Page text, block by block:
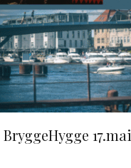
QUICK VIEW
BryggeHygge 17.mai